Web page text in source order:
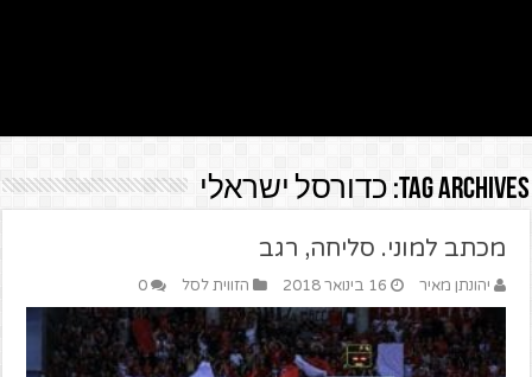
Tag Archives: כדורסל ישראלי
מכתב למוני. סליחה, רגב
יהונתן מאיר 16 בינואר 2018 הזווית לסל 0